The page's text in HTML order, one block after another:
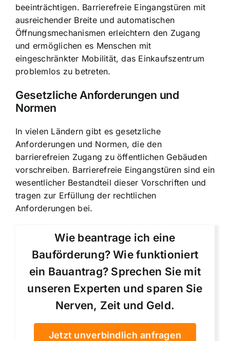
beeinträchtigen. Barrierefreie Eingangstüren mit
ausreichender Breite und automatischen
Öffnungsmechanismen erleichtern den Zugang
und ermöglichen es Menschen mit
eingeschränkter Mobilität, das Einkaufszentrum
problemlos zu betreten.
Gesetzliche Anforderungen und
Normen
In vielen Ländern gibt es gesetzliche
Anforderungen und Normen, die den
barrierefreien Zugang zu öffentlichen Gebäuden
vorschreiben. Barrierefreie Eingangstüren sind ein
wesentlicher Bestandteil dieser Vorschriften und
tragen zur Erfüllung der rechtlichen
Anforderungen bei.
Wie beantrage ich eine
Bauförderung? Wie funktioniert
ein Bauantrag? Sprechen Sie mit
unseren Experten und sparen Sie
Nerven, Zeit und Geld.
Jetzt unverbindlich anfragen